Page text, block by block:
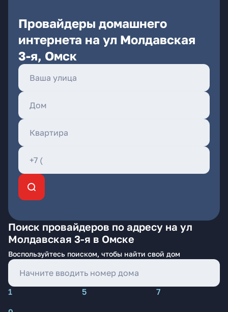
Провайдеры домашнего
интернета на ул Молдавская
3-я, Омск
Поиск провайдеров по адресу на ул
Молдавская 3-я в Омске
Воспользуйтесь поиском, чтобы найти свой дом
1 5
7